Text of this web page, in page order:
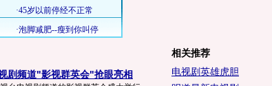
剧频道"影视群英会"抢眼亮相
相关推荐
电视剧英雄虎胆